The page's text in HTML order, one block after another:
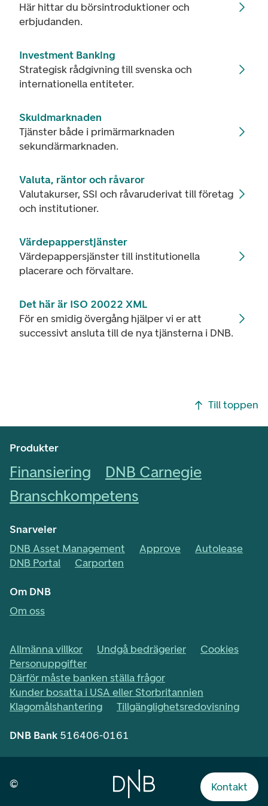
Kontakt
Här hittar du börsintroduktioner och
erbjudanden.
Investment Banking
Strategisk rådgivning till svenska och
internationella entiteter.
Skuldmarknaden
Tjänster både i primärmarknaden
sekundärmarknaden.
Valuta, räntor och råvaror
Valutakurser, SSI och råvaruderivat till företag
och institutioner.
Värdepapperstjänster
Värdepappersjänster till institutionella
placerare och förvaltare.
Det här är ISO 20022 XML
För en smidig övergång hjälper vi er att
successivt ansluta till de nya tjänsterna i DNB.
Till toppen
Produkter
Finansiering
DNB Carnegie
Branschkompetens
Snarveier
DNB Asset Management
Approve
Autolease
DNB Portal
Carporten
Om DNB
Om oss
Allmänna villkor Undgå bedrägerier
Cookies
Personuppgifter
Därför måste banken ställa frågor
Kunder bosatta i USA eller Storbritannien
Klagomålshantering
Tillgänglighetsredovisning
DNB Bank 516406-0161
©